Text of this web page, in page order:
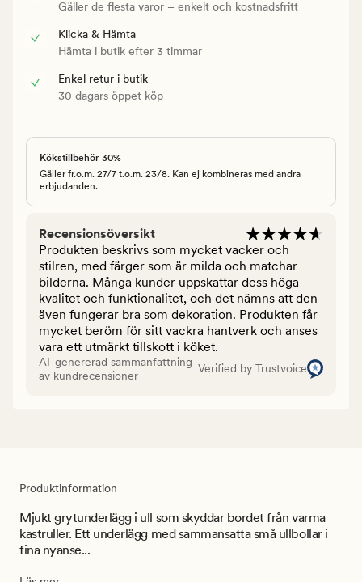
Gäller de flesta varor – enkelt och kostnadsfritt
Klicka & Hämta
Hämta i butik efter 3 timmar
Enkel retur i butik
30 dagars öppet köp
Kökstillbehör 30%
Gäller fr.o.m. 27/7 t.o.m. 23/8. Kan ej kombineras med andra
erbjudanden.
Recensionsöversikt
Produkten beskrivs som mycket vacker och
stilren, med färger som är milda och matchar
bilderna. Många kunder uppskattar dess höga
kvalitet och funktionalitet, och det nämns att den
även fungerar bra som dekoration. Produkten får
mycket beröm för sitt vackra hantverk och anses
vara ett utmärkt tillskott i köket.
AI-genererad sammanfattning
av kundrecensioner
Verified by Trustvoice
Produktinformation
Mjukt grytunderlägg i ull som skyddar bordet från varma
kastruller. Ett underlägg med sammansatta små ullbollar i
fina nyanse...